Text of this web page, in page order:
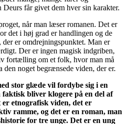
får givet dem hver sin karakter.
når man læser romanen. Det er
det i høj grad er handlingen og de
er omdrejningspunktet. Man er
Der er ingen magisk indgriben,
fortælling om et folk, hvor man må
noget begrænsede viden, der er.
stor glæde vil fordybe sig i en
bliver klogere på en del af
etnografisk viden, det er
ramme, og det er en roman, man
for tre unge. Det er en ung